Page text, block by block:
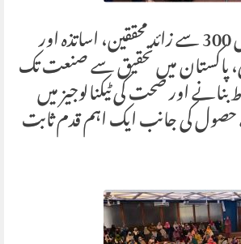
یہ تقریب، جس میں 300 سے زائد محققین، اساتذہ اور
پاکستان میں تحقیق سے صنعت تک
اور صحت کی ٹیکنالوجیز میں
کی جانب ایک اہم قدم ثابت